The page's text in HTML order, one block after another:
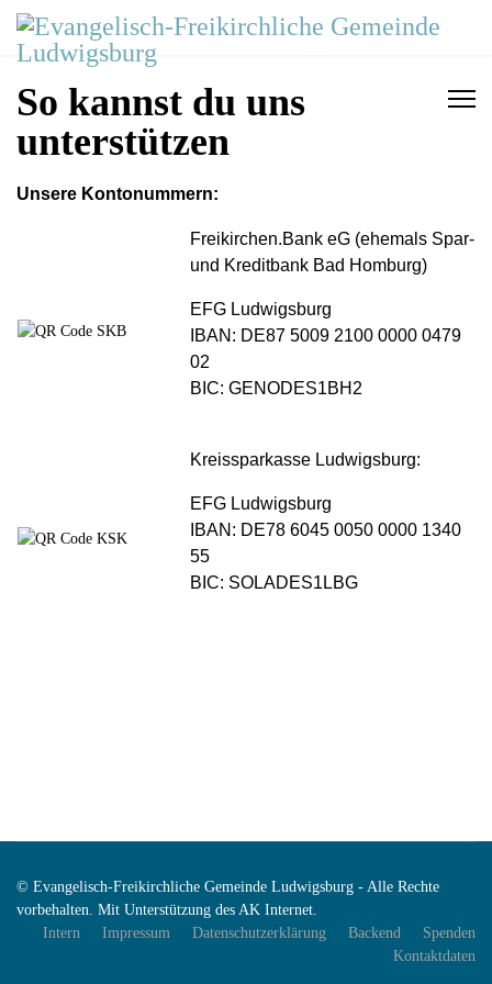
So kannst du uns
unterstützen
Unsere Kontonummern:
Freikirchen.Bank eG (ehemals Spar-
und Kreditbank Bad Homburg)
EFG Ludwigsburg
IBAN: DE87 5009 2100 0000 0479
02
BIC: GENODES1BH2
Kreissparkasse Ludwigsburg:
EFG Ludwigsburg
IBAN: DE78 6045 0050 0000 1340
55
BIC: SOLADES1LBG
© Evangelisch-Freikirchliche Gemeinde Ludwigsburg - Alle Rechte
vorbehalten. Mit Unterstützung des AK Internet.
Intern
Impressum Datenschutzerklärung Backend
Spenden
Kontaktdaten